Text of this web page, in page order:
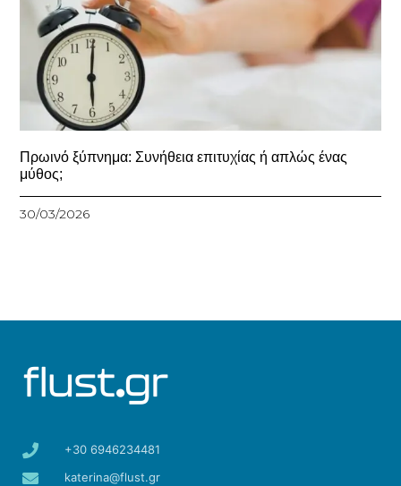
Πρωινό ξύπνημα: Συνήθεια επιτυχίας ή απλώς ένας
μύθος;
30/03/2026
+30 6946234481
katerina@flust.gr